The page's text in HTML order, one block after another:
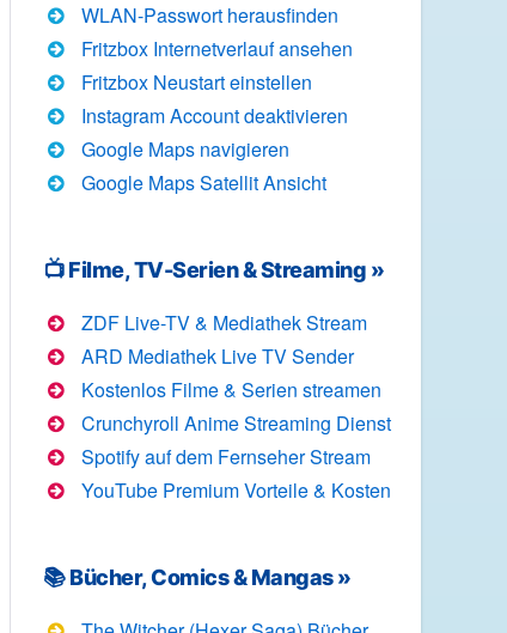
WLAN-Passwort herausfinden
Fritzbox Internetverlauf ansehen
Fritzbox Neustart einstellen
Instagram Account deaktivieren
Google Maps navigieren
Google Maps Satellit Ansicht
📺 Filme, TV-Serien & Streaming »
ZDF Live-TV & Mediathek Stream
ARD Mediathek Live TV Sender
Kostenlos Filme & Serien streamen
Crunchyroll Anime Streaming Dienst
Spotify auf dem Fernseher Stream
YouTube Premium Vorteile & Kosten
📚 Bücher, Comics & Mangas »